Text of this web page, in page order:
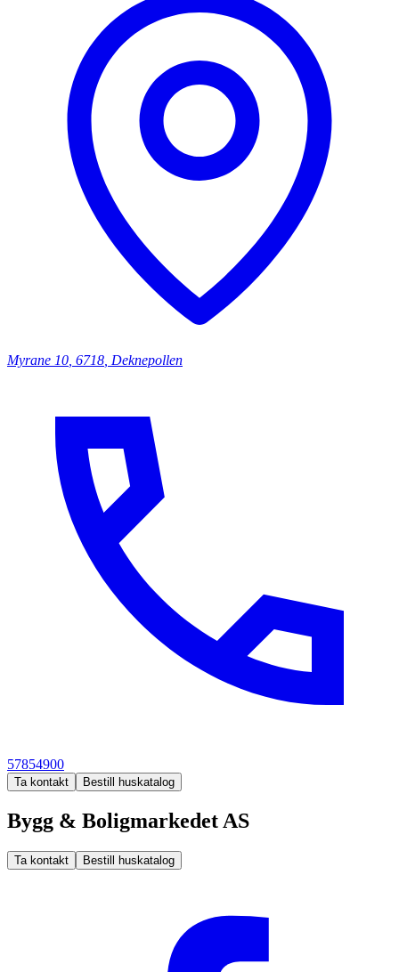
Myrane 10 6718 Deknepollen
57854900
Ta kontakt Bestill huskatalog
Bygg & Boligmarkedet AS
Ta kontakt Bestill huskatalog